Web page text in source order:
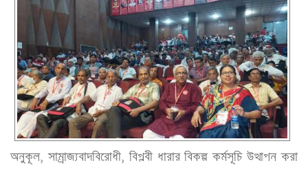
অনুকূল, সাম্রাজ্যবাদবিরোধী, বিপ্লবী ধারার বিকল্প কর্মসূচি উত্থাপন করা